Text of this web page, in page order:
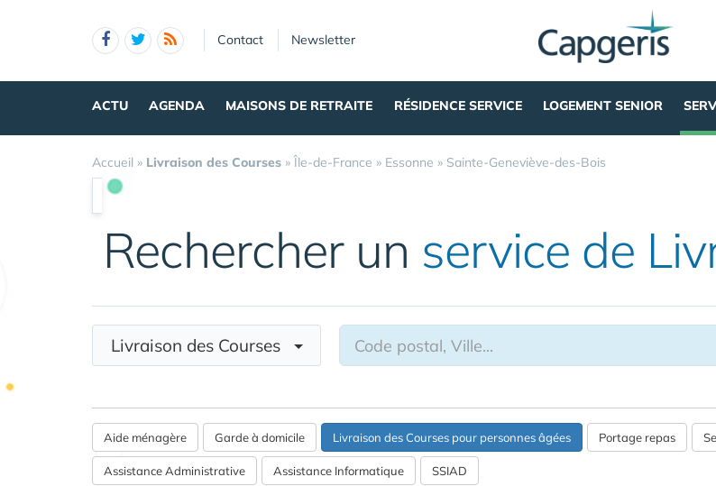
Contact Newsletter
ACTU AGENDA MAISONS DE RETRAITE RÉSIDENCE SERVICE LOGEMENT SENIOR
Accueil » Livraison des Courses » Île-de-France » Essonne » Sainte-Geneviève-des-Bois
Rechercher un service de
Livraison des Courses
Aide ménagère Garde à domicile Livraison des Courses pour personnes âgées Portage repas
Assistance Administrative Assistance Informatique SSIAD